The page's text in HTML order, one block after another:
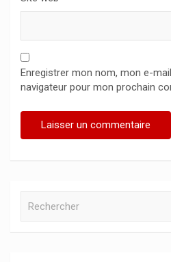
Enregistrer mon nom, mon e-
navigateur pour mon prochain